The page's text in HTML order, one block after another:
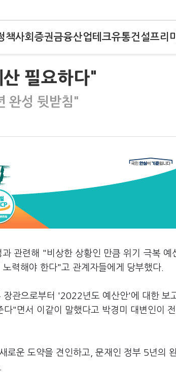
책사회 증권금융산업테크유통건설프리
필요하다"
완성 뒷받침"
관련해 "비상한 상황인 만큼 위기 극복 예
력해야 한다"고 관계자들에게 당부했다.
장관으로부터 '2022년도 예산안'에 대한 보
"면서 이같이 말했다고 박경미 대변인이 전
로운 도약을 견인하고, 문재인 정부 5년의